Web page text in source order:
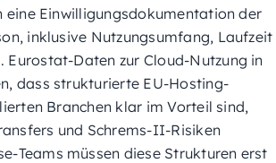
eine Einwilligungsdokumentation der
inklusive Nutzungsumfang, Laufzeit
Eurostat-Daten zur Cloud-Nutzung in
dass strukturierte EU-Hosting-
Branchen klar im Vorteil sind,
und Schrems-II-Risiken
Teams müssen diese Strukturen erst